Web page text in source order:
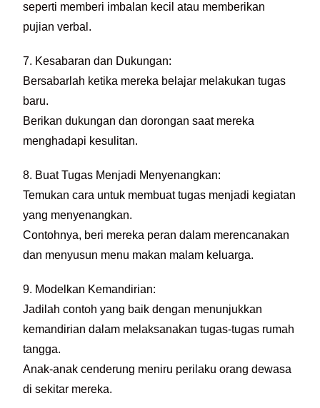
seperti memberi imbalan kecil atau memberikan
pujian verbal.
7. Kesabaran dan Dukungan:
Bersabarlah ketika mereka belajar melakukan tugas
baru.
Berikan dukungan dan dorongan saat mereka
menghadapi kesulitan.
8. Buat Tugas Menjadi Menyenangkan:
Temukan cara untuk membuat tugas menjadi kegiatan
yang menyenangkan.
Contohnya, beri mereka peran dalam merencanakan
dan menyusun menu makan malam keluarga.
9. Modelkan Kemandirian:
Jadilah contoh yang baik dengan menunjukkan
kemandirian dalam melaksanakan tugas-tugas rumah
tangga.
Anak-anak cenderung meniru perilaku orang dewasa
di sekitar mereka.